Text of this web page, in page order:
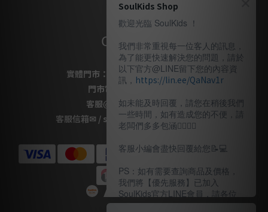
隱私政策
Contact Us
實體門市：
桃園市桃園區復興路69號
門市電話
03-337-1777
客服@LINE：＠soulkids
客服信箱✉ / shopsoulkids@gmail.com
SoulKids Shop
歡迎光臨 SoulKids ！
我們非常重視每一位客人的訊息，
為了能更快速解決您的問題，請於
以下官方@LINE留下您的內容資
訊， https://lin.ee/QaNav1r
如未能及時回覆，請您在稍後我們
一些時間，如有造成您的不便，請
老闆們多多包涵🙇🏽‍🙇‍♀️
客服小編會盡快回覆給您📝💻️
PS：如有需要查詢商品及價格，
我們將【優先服務】已加入
SoulKids官方LINE會員，請各位
老闆多多諒解。